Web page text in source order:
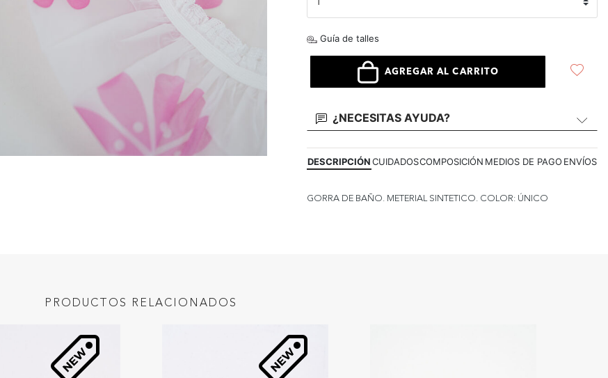
Guía de talles
AGREGAR AL CARRITO
¿NECESITAS AYUDA?
DESCRIPCIÓNCUIDADOSCOMPOSICIÓN MEDIOS DE PAGO ENVÍOS
GORRA DE BAÑO. METERIAL SINTETICO. COLOR: ÚNICO
PRODUCTOS RELACIONADOS